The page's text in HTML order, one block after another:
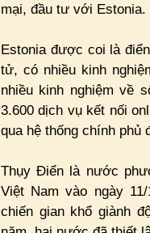
mại, đầu tư với Estonia.
Estonia được coi là
tử, có nhiều kinh
nhiều kinh nghiệm về
3.600 dịch vụ kết nối
qua hệ thống chính phủ
Thụy Điển là nước
Việt Nam vào ngày
chiến gian khổ giành